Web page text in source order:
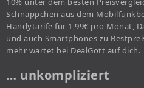
Schnäppchen aus dem
Handytarife für 1,99€ pro Monat,
und auch Smartphones zu
mehr wartet bei DealGott auf dich.
… unkompliziert